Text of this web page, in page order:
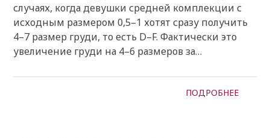
случаях, когда девушки средней комплекции с
исходным размером 0,5–1 хотят сразу получить
4–7 размер груди, то есть D–F. Фактически это
увеличение груди на 4–6 размеров за…
ПОДРОБНЕЕ